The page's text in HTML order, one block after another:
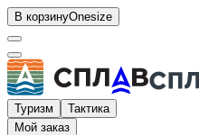
В корзинуOnesize
Туризм
Тактика
Мой заказ